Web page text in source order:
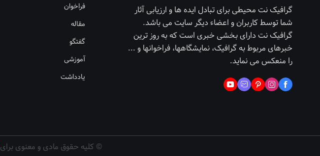
گرافیک نت محیطی برای تبادل ایده ها و ارزیابی آثار
شما توسط کاربران و اعضاء دیگر سایت می باشد.
گرافیک نت دارای بخشی خبری است که به روز ترین
خبرهای مربوط به گرافیک، نمایشگاهها، فراخوانها و ...
را منعکس می نماید.
فراخوان
مقاله
گفتگو
آموزشی
یادداشت
© کلیه حقوق مادی و معنوی برای